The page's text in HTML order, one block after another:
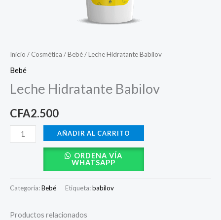
Inicio / Cosmética /Bebé/ Leche Hidratante Babilov
Bebé
Leche Hidratante Babilov
CFA2.500
AÑADIR AL CARRITO
ORDENA VÍA
WHATSAPP
Categoría:Bebé Etiqueta:babilov
Productos relacionados